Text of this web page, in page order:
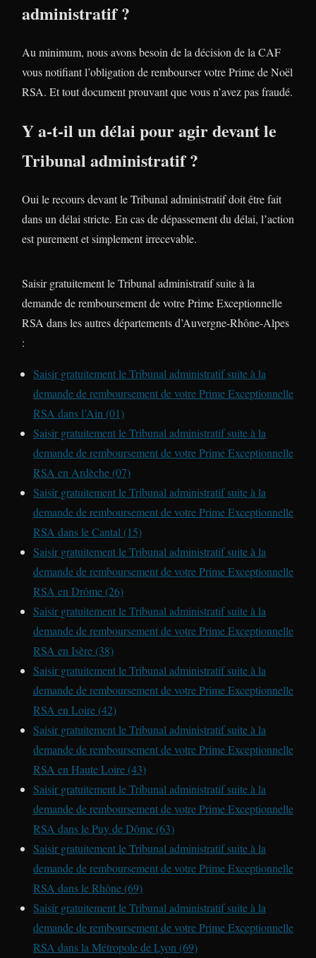
administratif ?
Au minimum, nous avons besoin de la décision de la CAF
vous notifiant l’obligation de rembourser votre Prime de Noël
RSA. Et tout document prouvant que vous n’avez pas fraudé.
Y a-t-il un délai pour agir devant le
Tribunal administratif ?
Oui le recours devant le Tribunal administratif doit être fait
dans un délai stricte. En cas de dépassement du délai, l’action
est purement et simplement irrecevable.
Saisir gratuitement le Tribunal administratif suite à la
demande de remboursement de votre Prime Exceptionnelle
RSA dans les autres départements d’Auvergne-Rhône-Alpes
:
Saisir gratuitement le Tribunal administratif suite à la
demande de remboursement de votre Prime Exceptionnelle
RSA dans l’Ain (01)
Saisir gratuitement le Tribunal administratif suite à la
demande de remboursement de votre Prime Exceptionnelle
RSA en Ardèche (07)
Saisir gratuitement le Tribunal administratif suite à la
demande de remboursement de votre Prime Exceptionnelle
RSA dans le Cantal (15)
Saisir gratuitement le Tribunal administratif suite à la
demande de remboursement de votre Prime Exceptionnelle
RSA en Drôme (26)
Saisir gratuitement le Tribunal administratif suite à la
demande de remboursement de votre Prime Exceptionnelle
RSA en Isère (38)
Saisir gratuitement le Tribunal administratif suite à la
demande de remboursement de votre Prime Exceptionnelle
RSA en Loire (42)
Saisir gratuitement le Tribunal administratif suite à la
demande de remboursement de votre Prime Exceptionnelle
RSA en Haute Loire (43)
Saisir gratuitement le Tribunal administratif suite à la
demande de remboursement de votre Prime Exceptionnelle
RSA dans le Puy de Dôme (63)
Saisir gratuitement le Tribunal administratif suite à la
demande de remboursement de votre Prime Exceptionnelle
RSA dans le Rhône (69)
Saisir gratuitement le Tribunal administratif suite à la
demande de remboursement de votre Prime Exceptionnelle
RSA dans la Métropole de Lyon (69)